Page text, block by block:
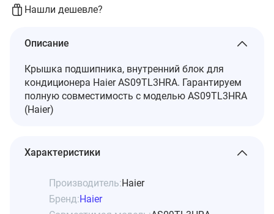
Нашли дешевле?
Описание
Крышка подшипника, внутренний блок для
кондиционера Haier AS09TL3HRA. Гарантируем
полную совместимость с моделью AS09TL3HRA
(Haier)
Характеристики
Производитель:Haier
Бренд:Haier